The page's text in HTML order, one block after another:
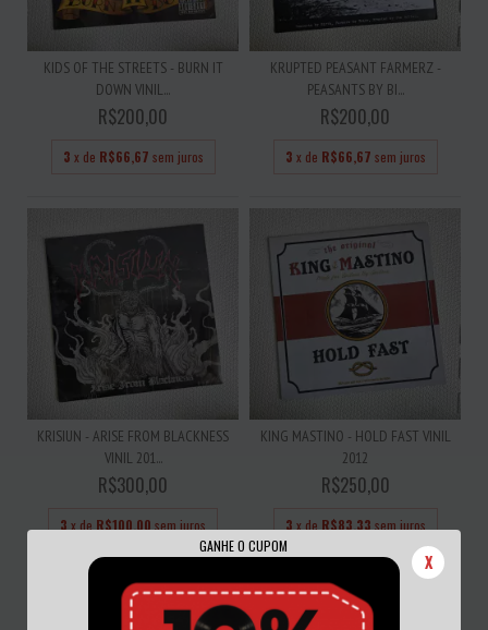
GANHE O CUPOM
X
KIDS OF THE STREETS - BURN IT
DOWN VINIL...
R$200,00
3 x de R$66,67 sem juros
KRUPTED PEASANT FARMERZ -
PEASANTS BY BI...
R$200,00
3 x de R$66,67 sem juros
KRISIUN - ARISE FROM BLACKNESS
VINIL 201...
R$300,00
3 x de R$100,00 sem juros
KING MASTINO - HOLD FAST VINIL
2012
R$250,00
3 x de R$83,33 sem juros